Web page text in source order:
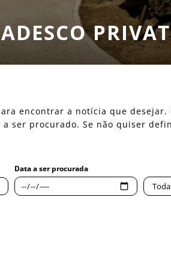
encontrar a notícia que desejar.
ser procurado. Se não quiser